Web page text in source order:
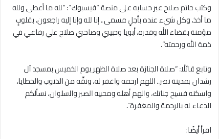
وكتب حاتم صلاح عبر حسابه على منصة “فيسبوك”: “لله ما أعطى ولله
ما أخذ، وكل شيء عنده بأجلٍ مسمى.. إنا لله وإنا إليه راجعون، بقلوبٍ
مؤمنة بقضاء الله وقدره، أبويا وحبيبي وصاحبي صلاح علي رفاعي في
ذمة الله ورحمته”.
وتابع قائلًا: “صلاة الجنازة بعد صلاة الظهر يوم الخميس بمسجد آل
رشدان بمدينة نصر.. اللهم ارحمه واغفر له، ونقِّه من الذنوب والخطايا،
واسكنه فسيح جناتك، والهم أهله ومحبيه الصبر والسلوان، نسألكم
الدعاء له بالرحمة والمغفرة”.
اقرأ أيضًا: